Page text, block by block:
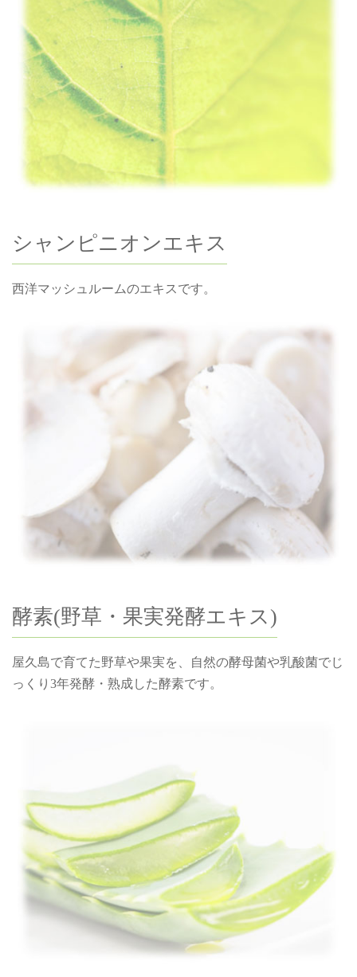
シャンピニオンエキス
西洋マッシュルームのエキスです。
酵素(野草・果実発酵エキス)
屋久島で育てた野草や果実を、自然の酵母菌や乳酸菌でじ
っくり3年発酵・熟成した酵素です。